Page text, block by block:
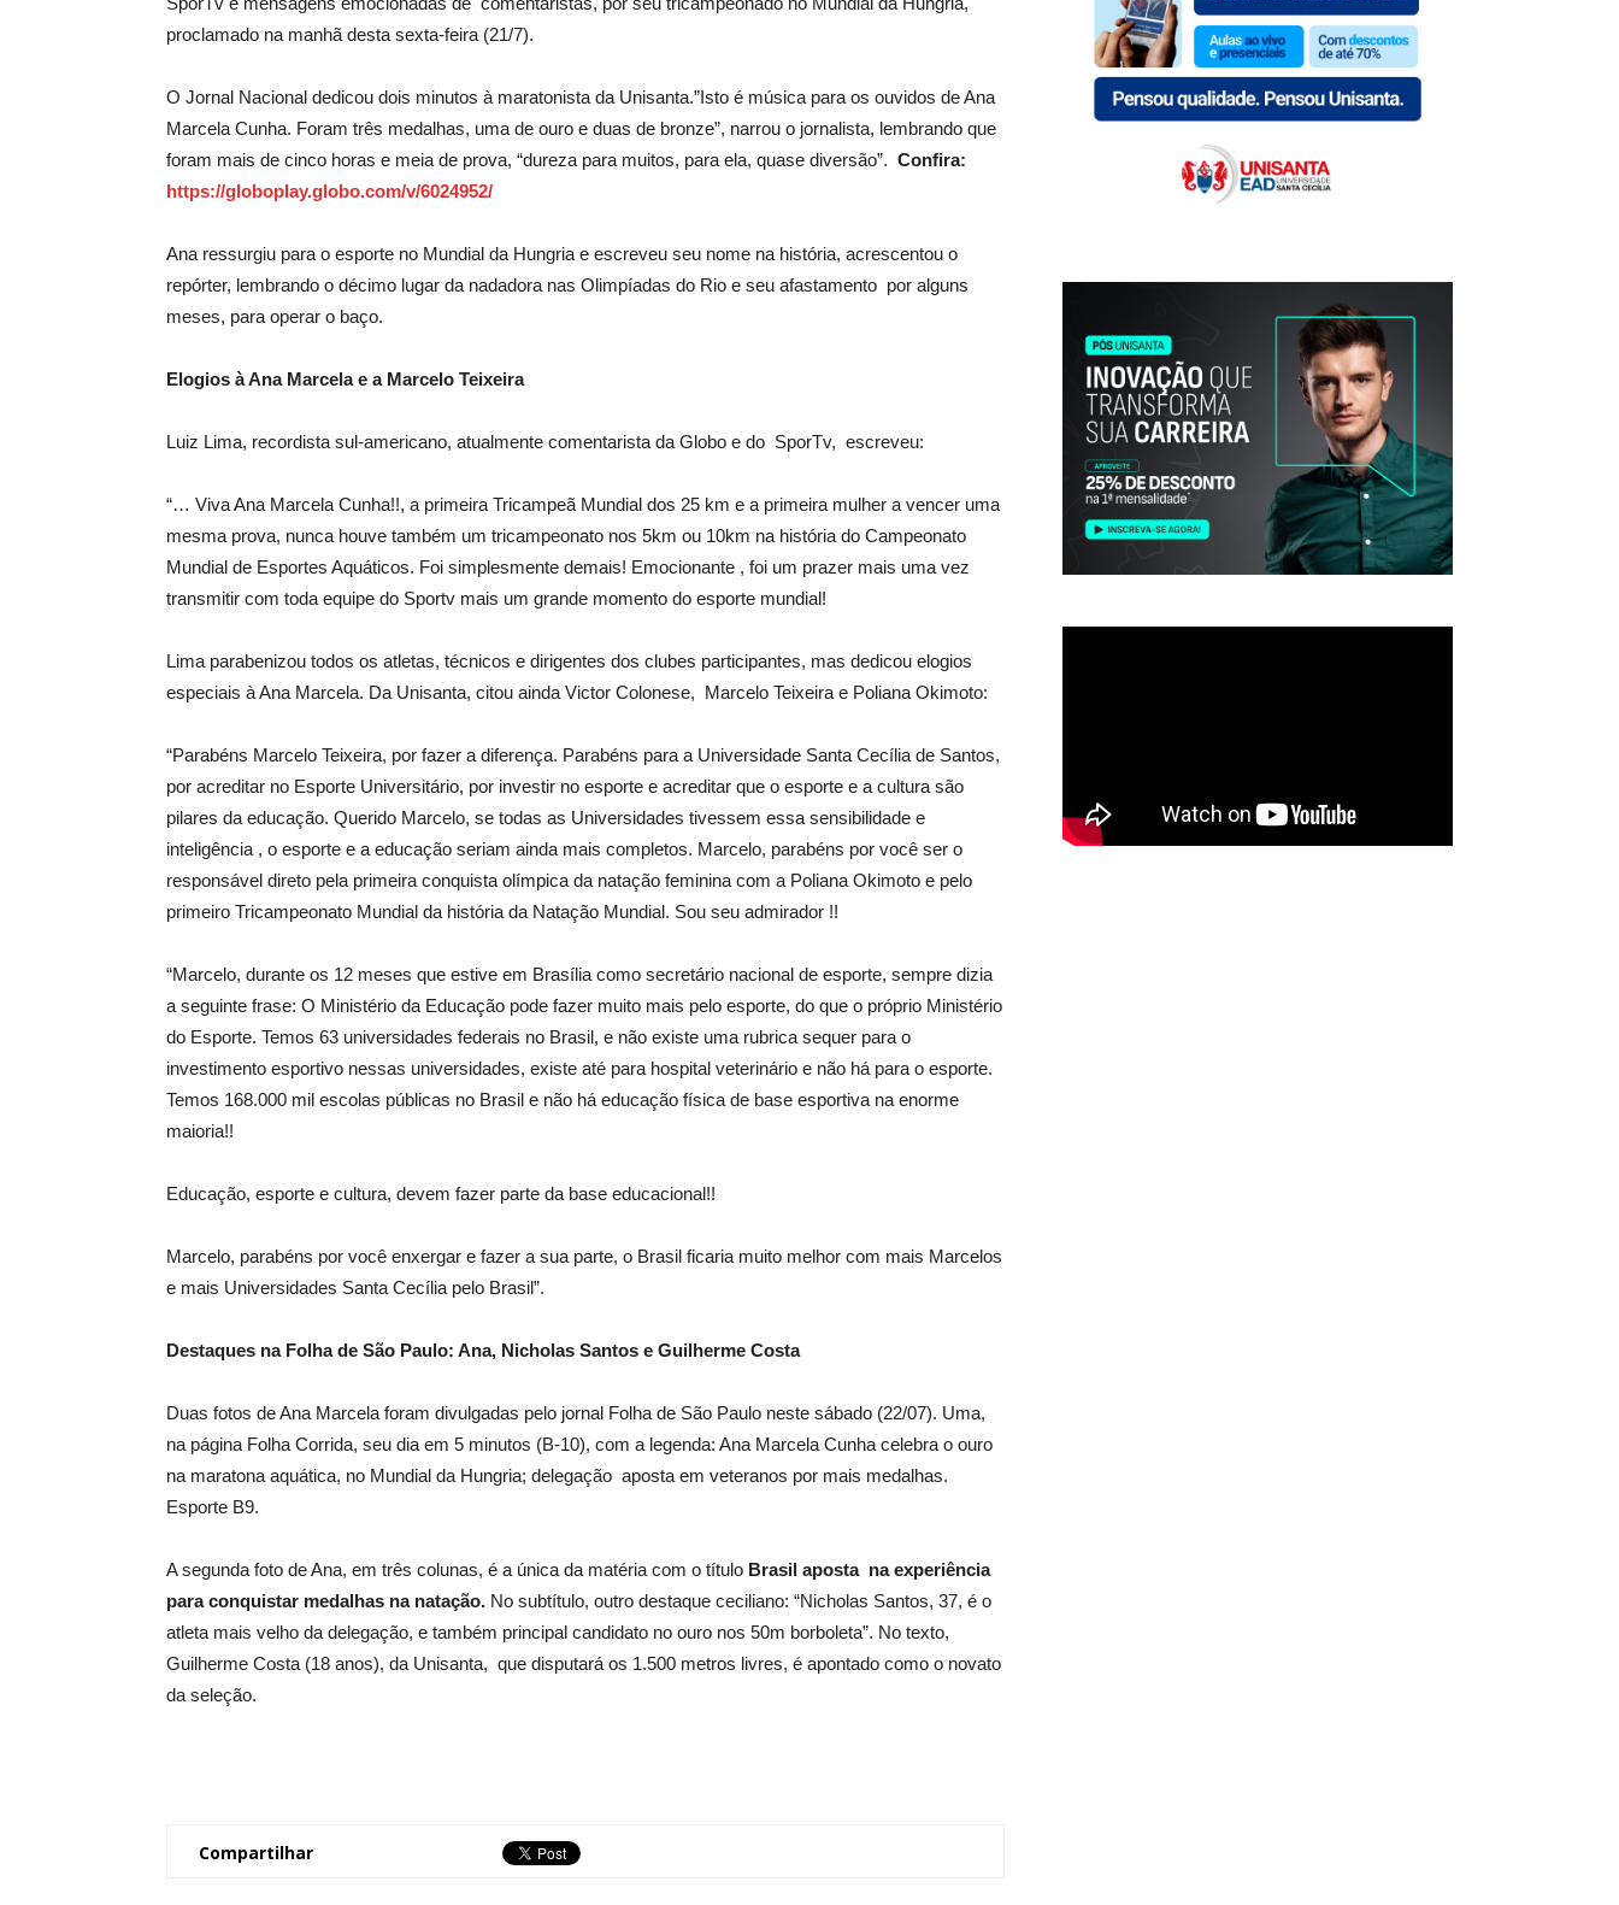
proclamado na manhã desta sexta-feira (21/7).
O Jornal Nacional dedicou dois minutos à maratonista da Unisanta.”Isto é música para os ouvidos de Ana
Marcela Cunha. Foram três medalhas, uma de ouro e duas de bronze”, narrou o jornalista, lembrando que
foram mais de cinco horas e meia de prova, “dureza para muitos, para ela, quase diversão”. Confira:
https://globoplay.globo.com/v/6024952/
Ana ressurgiu para o esporte no Mundial da Hungria e escreveu seu nome na história, acrescentou o
repórter, lembrando o décimo lugar da nadadora nas Olimpíadas do Rio e seu afastamento por alguns
meses, para operar o baço.
Elogios à Ana Marcela e a Marcelo Teixeira
Luiz Lima, recordista sul-americano, atualmente comentarista da Globo e do SporTv, escreveu:
“… Viva Ana Marcela Cunha!!, a primeira Tricampeã Mundial dos 25 km e a primeira mulher a vencer uma
mesma prova, nunca houve também um tricampeonato nos 5km ou 10km na história do Campeonato
Mundial de Esportes Aquáticos. Foi simplesmente demais! Emocionante , foi um prazer mais uma vez
transmitir com toda equipe do Sportv mais um grande momento do esporte mundial!
Lima parabenizou todos os atletas, técnicos e dirigentes dos clubes participantes, mas dedicou elogios
especiais à Ana Marcela. Da Unisanta, citou ainda Victor Colonese, Marcelo Teixeira e Poliana Okimoto:
“Parabéns Marcelo Teixeira, por fazer a diferença. Parabéns para a Universidade Santa Cecília de Santos,
por acreditar no Esporte Universitário, por investir no esporte e acreditar que o esporte e a cultura são
pilares da educação. Querido Marcelo, se todas as Universidades tivessem essa sensibilidade e
inteligência , o esporte e a educação seriam ainda mais completos. Marcelo, parabéns por você ser o
responsável direto pela primeira conquista olímpica da natação feminina com a Poliana Okimoto e pelo
primeiro Tricampeonato Mundial da história da Natação Mundial. Sou seu admirador !!
“Marcelo, durante os 12 meses que estive em Brasília como secretário nacional de esporte, sempre dizia
a seguinte frase: O Ministério da Educação pode fazer muito mais pelo esporte, do que o próprio Ministério
do Esporte. Temos 63 universidades federais no Brasil, e não existe uma rubrica sequer para o
investimento esportivo nessas universidades, existe até para hospital veterinário e não há para o esporte.
Temos 168.000 mil escolas públicas no Brasil e não há educação física de base esportiva na enorme
maioria!!
Educação, esporte e cultura, devem fazer parte da base educacional!!
Marcelo, parabéns por você enxergar e fazer a sua parte, o Brasil ficaria muito melhor com mais Marcelos
e mais Universidades Santa Cecília pelo Brasil”.
Destaques na Folha de São Paulo: Ana, Nicholas Santos e Guilherme Costa
Duas fotos de Ana Marcela foram divulgadas pelo jornal Folha de São Paulo neste sábado (22/07). Uma,
na página Folha Corrida, seu dia em 5 minutos (B-10), com a legenda: Ana Marcela Cunha celebra o ouro
na maratona aquática, no Mundial da Hungria; delegação aposta em veteranos por mais medalhas.
Esporte B9.
A segunda foto de Ana, em três colunas, é a única da matéria com o título Brasil aposta na experiência
para conquistar medalhas na natação. No subtítulo, outro destaque ceciliano: “Nicholas Santos, 37, é o
atleta mais velho da delegação, e também principal candidato no ouro nos 50m borboleta”. No texto,
Guilherme Costa (18 anos), da Unisanta, que disputará os 1.500 metros livres, é apontado como o novato
da seleção.
Compartilhar